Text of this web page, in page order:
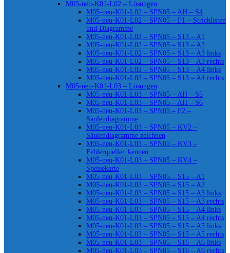
M05-neu-K01-L02 – Lösungen
M05-neu-K01-L02 – SPN05 – AH – S4
M05-neu-K01-L02 – SPN05 – F1 – Strichlisten
und Diagramme
M05-neu-K01-L02 – SPN05 – S13 – A1
M05-neu-K01-L02 – SPN05 – S13 – A2
M05-neu-K01-L02 – SPN05 – S13 – A3 links
M05-neu-K01-L02 – SPN05 – S13 – A3 rechts
M05-neu-K01-L02 – SPN05 – S13 – A4 links
M05-neu-K01-L02 – SPN05 – S13 – A4 rechts
M05-neu-K01-L03 – Lösungen
M05-neu-K01-L03 – SPN05 – AH – S5
M05-neu-K01-L03 – SPN05 – AH – S6
M05-neu-K01-L03 – SPN05 – F2 –
Säulendiagramme
M05-neu-K01-L03 – SPN05 – KV2 –
Säulendiagramme zeichnen
M05-neu-K01-L03 – SPN05 – KV3 –
Fehlerquellen kennen
M05-neu-K01-L03 – SPN05 – KV4 –
Speisekarte
M05-neu-K01-L03 – SPN05 – S15 – A1
M05-neu-K01-L03 – SPN05 – S15 – A2
M05-neu-K01-L03 – SPN05 – S15 – A3 links
M05-neu-K01-L03 – SPN05 – S15 – A3 rechts
M05-neu-K01-L03 – SPN05 – S15 – A4 links
M05-neu-K01-L03 – SPN05 – S15 – A4 rechts
M05-neu-K01-L03 – SPN05 – S15 – A5 links
M05-neu-K01-L03 – SPN05 – S15 – A5 rechts
M05-neu-K01-L03 – SPN05 – S16 – A6 links
M05-neu-K01-L03 – SPN05 – S16 – A6 rechts